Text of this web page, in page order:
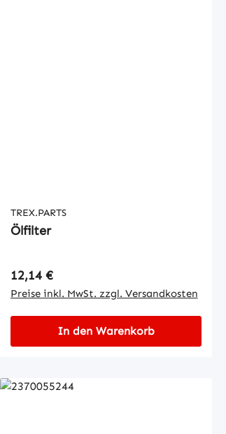
TREX.PARTS
Ölfilter
Regulärer Preis:
12,14 €
Preise inkl. MwSt. zzgl. Versandkosten
In den Warenkorb